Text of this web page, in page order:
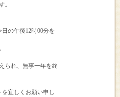
。
の午後12時00分を
られ、無事一年を終
宜しくお願い申し